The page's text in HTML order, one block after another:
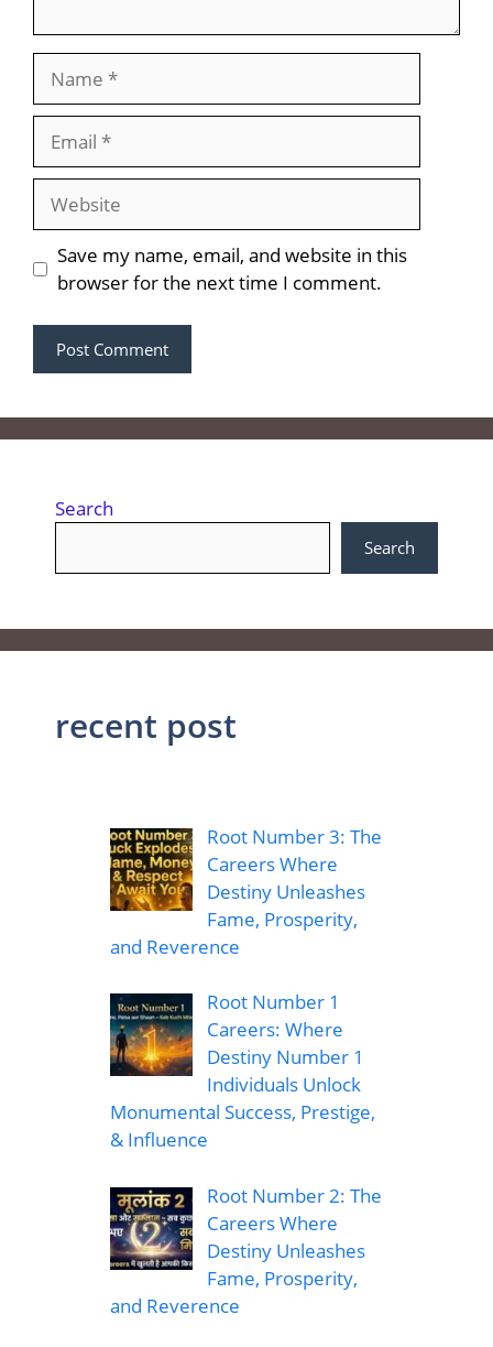
Website
Save my name, email, and website in this
browser for the next time I comment.
Search
Search
recent post
Root Number 3: The
Careers Where
Destiny Unleashes
Fame, Prosperity,
and Reverence
Root Number 1
Careers: Where
Destiny Number 1
Individuals Unlock
Monumental Success, Prestige,
& Influence
Root Number 2: The
Careers Where
Destiny Unleashes
Fame, Prosperity,
and Reverence